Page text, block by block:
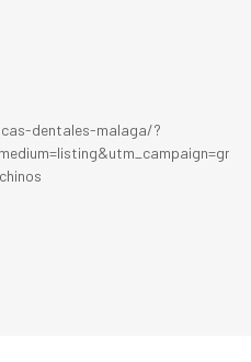
dentales-malaga/?